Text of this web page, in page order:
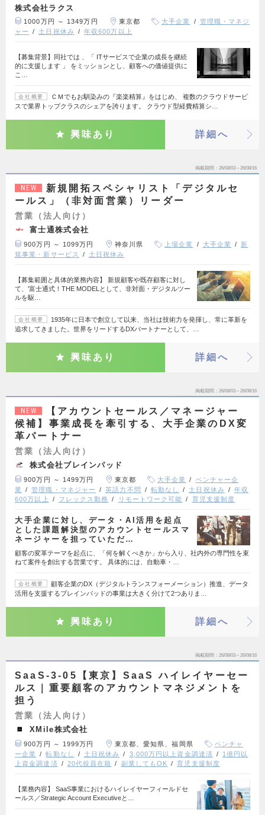
株式会社ラクス
1000万円 ～ 1349万円 東京都 大手企業
管理職・マネジ
ャー
土日祝休み 年収600万以上
【募集背景】同社では 、「 ITサービスで企業の成長を継続
的に支援します 」 をミッションとし、顧客への価値提供に
こ…
会社概要
ＣＭでもお馴染みの『楽楽精算』をはじめ、 複数のクラウドサービ
スで業界トップクラスのシェアを誇ります。 クラウド型経費精算シ…
興味あり 詳細へ
掲載期間 26/08/03～26/08/16
NEW
新規開拓スペシャリスト「デジタルセ
ールス」（非対面営業）リーダー
営業（法人向け）
富士通株式会社
900万円 ～ 1099万円 神奈川県 上場企業 大手企業
新
規事業・新サービス
土日祝休み
【募集範囲と具体的業務内容】 新規顧客や既存顧客に対し
て、'富士通式！THE MODELとして、非対面・デジタルツー
ルを駆…
会社概要
1935年に日本で創立して以来、当社は技術力を発揮し、常に革新を
追求してきました。世界をリードするDXパートナーとして、…
興味あり 詳細へ
掲載期間 26/08/03～26/08/16
NEW
【アカウントセールス／マネージャー
候補】事業成長を牽引する、大手企業のDX変
革パートナー
営業（法人向け）
株式会社ブレインパッド
900万円 ～ 1499万円 東京都 大手企業
ベンチャー企
業
管理職・マネジャー 英語力不問 転勤なし 土日祝休み
年収
600万以上
フレックス勤務 リモートワーク可能 育児支援制度
大手企業に対し、データ・AI活用を起点
とした課題解決型のアカウントセールスマ
ネージャーを担っていただ…
顧客の変革テーマを起点に、「何を解くべきか」から入り、社内外の専門性を束
ねて案件を創出する営業です。 具体的には、自動車・…
会社概要
顧客企業のDX（デジタルトランスフォーメーション）推進、データ
活用を支援するブレインパッドの事業は大きく分けて2つありま…
興味あり 詳細へ
掲載期間 26/08/03～26/08/16
SaaS-3-05【東京】SaaS ハイレイヤーセー
ルス｜重要顧客のアカウントマネジメントを
担う
営業（法人向け）
XMile株式会社
900万円 ～ 1999万円 東京都、愛知県、福岡県
ベンチャ
ー企業
転勤なし 土日祝休み 3,000万円以上資金調達済
1億円以
上資金調達済
20代役員在籍 副業してもOK 育児支援制度
【業務内容】 SaaS事業におけるハイレイヤーフィールドセ
ールス／Strategic Account Executiveと…